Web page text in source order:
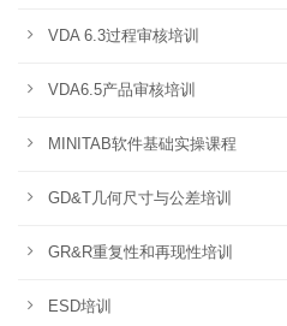
VDA 6.3过程审核培训
VDA6.5产品审核培训
MINITAB软件基础实操课程
GD&T几何尺寸与公差培训
GR&R重复性和再现性培训
ESD培训